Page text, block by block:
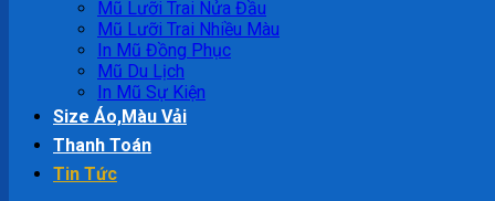
Mũ Lưỡi Trai Nửa Đầu
Mũ Lưỡi Trai Nhiều Màu
In Mũ Đồng Phục
Mũ Du Lịch
In Mũ Sự Kiện
Size Áo,Màu Vải
Thanh Toán
Tin Tức